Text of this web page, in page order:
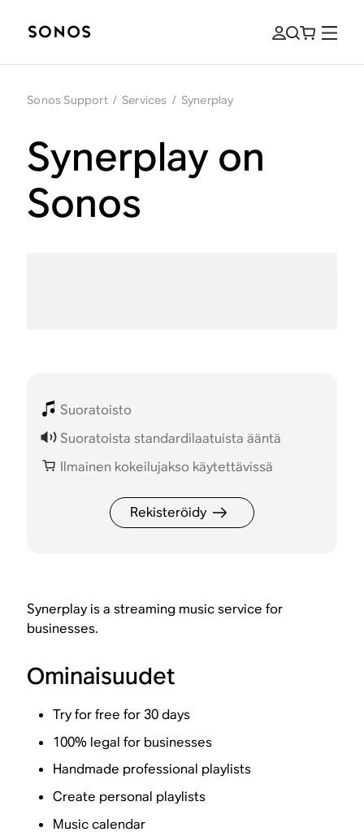
Sonos Support / Services / Synerplay
Synerplay on
Sonos
Suoratoisto
Suoratoista standardilaatuista ääntä
Ilmainen kokeilujakso käytettävissä
Rekisteröidy
Synerplay is a streaming music service for
businesses.
Ominaisuudet
Try for free for 30 days
100% legal for businesses
Handmade professional playlists
Create personal playlists
Music calendar